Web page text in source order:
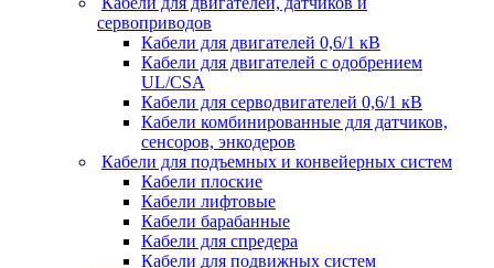
сервоприводов
Кабели для двигателей 0,6/1 кВ
Кабели для двигателей с одобрением
UL/CSA
Кабели для серводвигателей 0,6/1 кВ
Кабели комбинированные для датчиков,
cенсоров, энкодеров
Кабели для подъемных и конвейерных систем
Кабели плоские
Кабели лифтовые
Кабели барабанные
Кабели для спредера
Кабели для подвижных систем